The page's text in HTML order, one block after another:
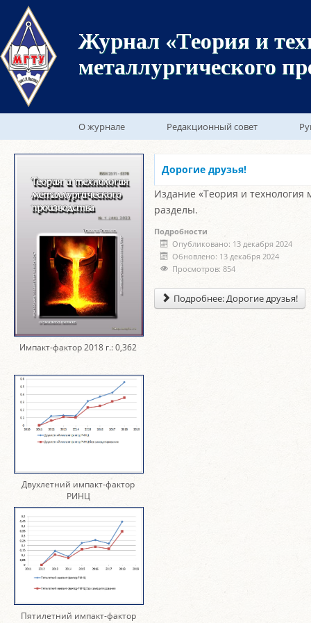
Журнал «Теория и
металлургического
О журнале Редакционный совет
Импакт-фактор 2018 г.: 0,362
Двухлетний импакт-фактор
РИНЦ
Пятилетний импакт-фактор
Дорогие друзья!
Издание «Теория и технология
разделы.
Подробности
Опубликовано: 13 декабря 2024
Обновлено: 13 декабря 2024
Просмотров: 854
Подробнее: Дорогие друзья!